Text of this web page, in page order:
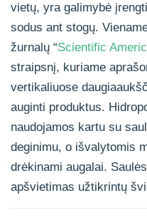
vietų, yra galimybė
sodus ant stogų.
žurnalų “Scientific
straipsnį, kuriame
vertikaliuose
auginti produktus.
naudojamos kartu su
deginimu, o išvalytomis
drėkinami augalai.
apšvietimas užtikrintų